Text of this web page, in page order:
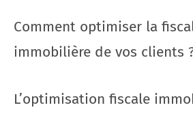
Comment optimiser la
immobilière de vos clients
L’optimisation fiscale